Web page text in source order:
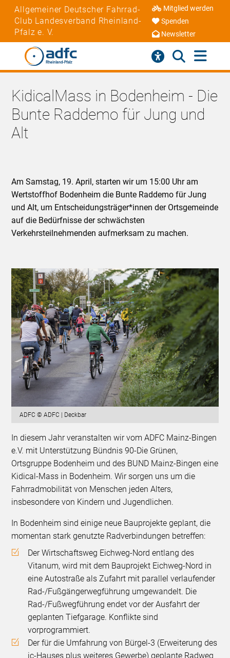
Allgemeiner Deutscher Fahrrad-
Club Landesverband Rheinland-
Pfalz e. V.
Mitglied werden
Spenden
Newsletter
KidicalMass in Bodenheim - Die
Bunte Raddemo für Jung und
Alt
Am Samstag, 19. April, starten wir um 15:00 Uhr am
Wertstoffhof Bodenheim die Bunte Raddemo für Jung
und Alt, um Entscheidungsträger*innen der Ortsgemeinde
auf die Bedürfnisse der schwächsten
Verkehrsteilnehmenden aufmerksam zu machen.
ADFC © ADFC | Deckbar
In diesem Jahr veranstalten wir vom ADFC Mainz-Bingen
e.V. mit Unterstützung Bündnis 90-Die Grünen,
Ortsgruppe Bodenheim und des BUND Mainz-Bingen eine
Kidical-Mass in Bodenheim. Wir sorgen uns um die
Fahrradmobilität von Menschen jeden Alters,
insbesondere von Kindern und Jugendlichen.
In Bodenheim sind einige neue Bauprojekte geplant, die
momentan stark genutzte Radverbindungen betreffen:
Der Wirtschaftsweg Eichweg-Nord entlang des
Vitanum, wird mit dem Bauprojekt Eichweg-Nord in
eine Autostraße als Zufahrt mit parallel verlaufender
Rad-/Fußgängerwegführung umgewandelt. Die
Rad-/Fußwegführung endet vor der Ausfahrt der
geplanten Tiefgarage. Konflikte sind
vorprogrammiert.
Der für die Umfahrung von Bürgel-3 (Erweiterung des
ic-Hauses plus weiteres Gewerbe) geplante Radweg